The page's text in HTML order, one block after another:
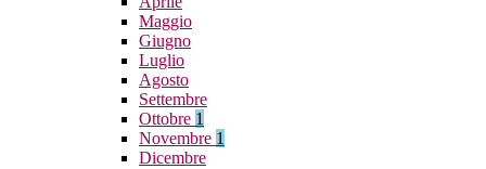
Maggio
Giugno
Luglio
Agosto
Settembre
Ottobre 1
Novembre 1
Dicembre